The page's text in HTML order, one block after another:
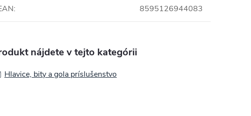
: 8595126944083
nájdete v tejto kategórii
Hlavice, bity a gola príslušenstvo